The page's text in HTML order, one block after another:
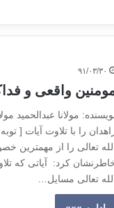
۹۱/۰۳/۳۰
واقعی و
مولانا عبدالحمید
تعالی را از مهمترین
کرد: آیاتی که
تعالی مسایل…